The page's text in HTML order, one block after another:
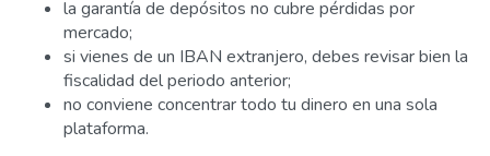
la garantía de depósitos no cubre pérdidas por
mercado;
si vienes de un IBAN extranjero, debes revisar bien la
fiscalidad del periodo anterior;
no conviene concentrar todo tu dinero en una sola
plataforma.